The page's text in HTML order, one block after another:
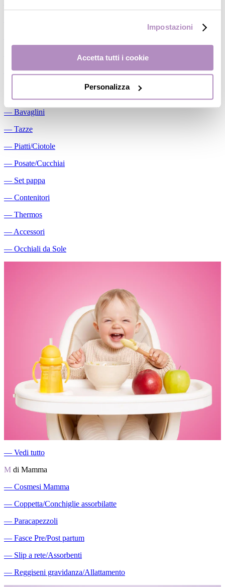
Impostazioni
Accetta tutti i cookie
Personalizza
Conservalatte Materno
―Massaggiagengive
― Bavaglini
― Tazze
― Piatti/Ciotole
― Posate/Cucchiai
― Set pappa
― Contenitori
― Thermos
― Accessori
― Occhiali da Sole
― Vedi tutto
M di Mamma
― Cosmesi Mamma
― Coppetta/Conchiglie assorbilatte
― Paracapezzoli
― Fasce Pre/Post partum
― Slip a rete/Assorbenti
― Reggiseni gravidanza/Allattamento